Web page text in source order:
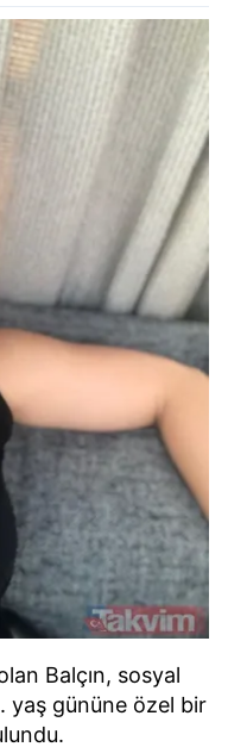
Balçın, sosyal
yaş gününe özel bir